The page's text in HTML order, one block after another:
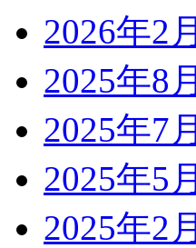
2026年2月
2025年8月
2025年7月
2025年5月
2025年2月